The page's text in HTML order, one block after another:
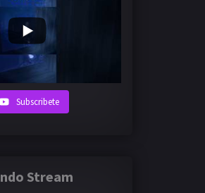
Subscribete
Stream